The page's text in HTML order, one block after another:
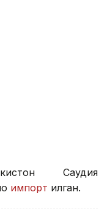
Саудия
импорт қилган.